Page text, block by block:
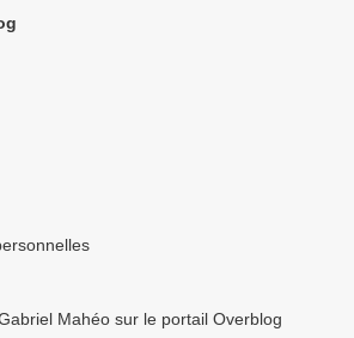
Mahéo sur le portail Overblog